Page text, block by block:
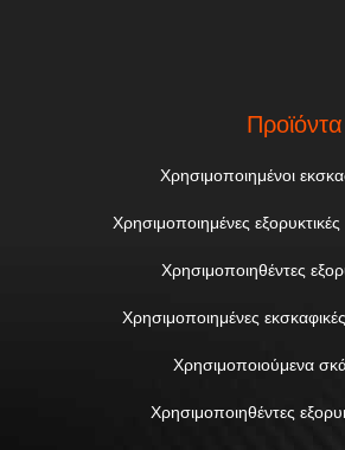
Προϊόντα
Χρησιμοποιημένοι
Χρησιμοποιημένες
Χρησιμοποιηθέντες
Χρησιμοποιημένες
Χρησιμοποιούμενα
Χρησιμοποιηθέντες